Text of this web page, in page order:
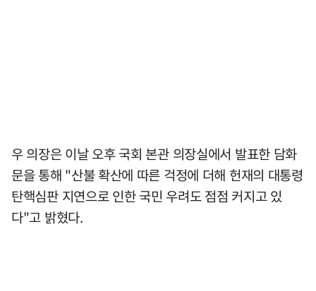
우 의장은 이날 오후 국회 본관 의장실에서 발표한 담화
문을 통해 "산불 확산에 따른 걱정에 더해 헌재의 대통령
탄핵심판 지연으로 인한 국민 우려도 점점 커지고 있
다"고 밝혔다.